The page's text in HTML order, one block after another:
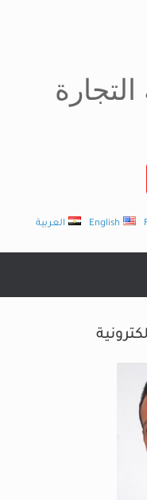
التجارة
العربية English